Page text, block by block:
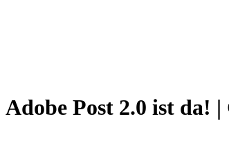
Adobe Post 2.0 ist da!